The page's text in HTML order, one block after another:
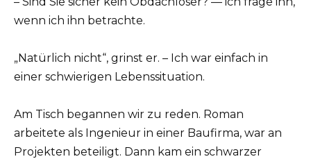
wenn ich ihn betrachte.
„Natürlich nicht“, grinst er. – Ich war einfach in
einer schwierigen Lebenssituation.
Am Tisch begannen wir zu reden. Roman
arbeitete als Ingenieur in einer Baufirma, war an
Projekten beteiligt. Dann kam ein schwarzer